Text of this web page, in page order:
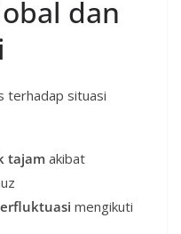
dan
terhadap situasi
tajamakibat
mengikuti